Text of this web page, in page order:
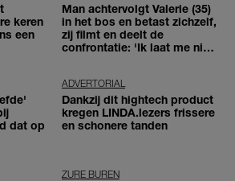
keren
een
Man achtervolgt Valerie (35)
in het bos en betast zichzelf,
zij filmt en deelt de
confrontatie: 'Ik laat me niet
dat op
ADVERTORIAL
Dankzij dit hightech product
kregen LINDA.lezers frissere
en schonere tanden
ZURE BUREN